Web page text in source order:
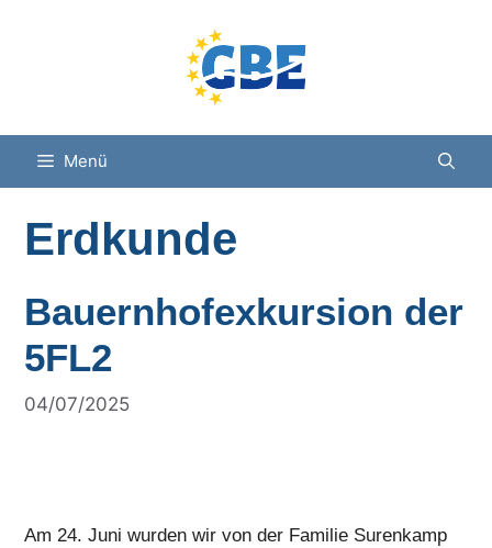
Menü
Erdkunde
Bauernhofexkursion der
5FL2
04/07/2025
Am 24. Juni wurden wir von der Familie Surenkamp